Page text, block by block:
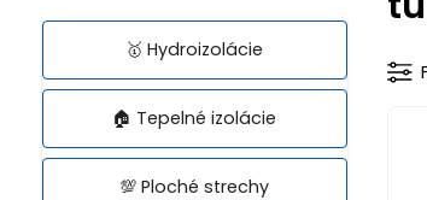
🥇 Hydroizolácie
🏠 Tepelné izolácie
💯 Ploché strechy